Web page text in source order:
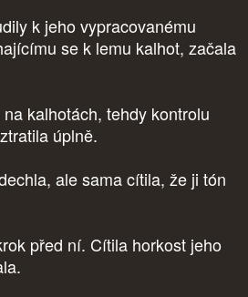
k jeho vypracovanému
se k lemu kalhot, začala
kalhotách, tehdy kontrolu
úplně.
ale sama cítila, že ji tón
před ní. Cítila horkost jeho